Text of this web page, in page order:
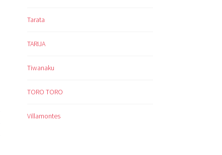
Tarata
TARIJA
Tiwanaku
TORO TORO
Villamontes